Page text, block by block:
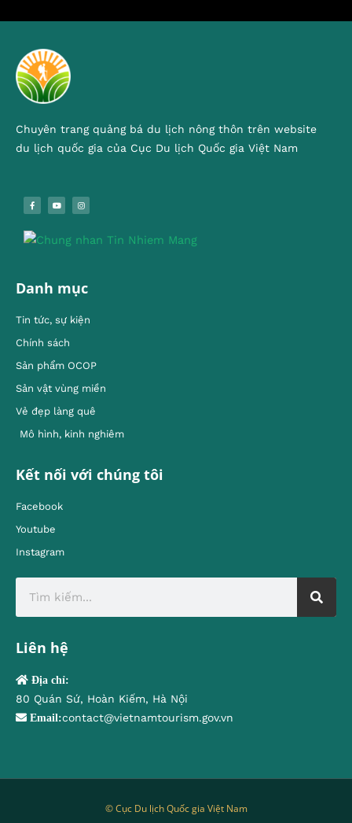
Chuyên trang quảng bá du lịch nông thôn trên website
du lịch quốc gia của Cục Du lịch Quốc gia Việt Nam
Danh mục
Tin tức, sự kiện
Chính sách
Sản phẩm OCOP
Sản vật vùng miền
Vẻ đẹp làng quê
Mô hình, kinh nghiêm
Kết nối với chúng tôi
Facebook
Youtube
Instagram
Liên hệ
Địa chỉ:
80 Quán Sứ, Hoàn Kiếm, Hà Nội
Email:contact@vietnamtourism.gov.vn
© Cục Du lịch Quốc gia Việt Nam